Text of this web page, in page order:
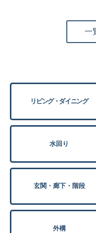
一
リビング・ダイニング
⽔回り
玄関・廊下・階段
外構